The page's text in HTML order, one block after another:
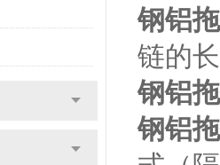
钢铝
链的
钢铝
钢铝